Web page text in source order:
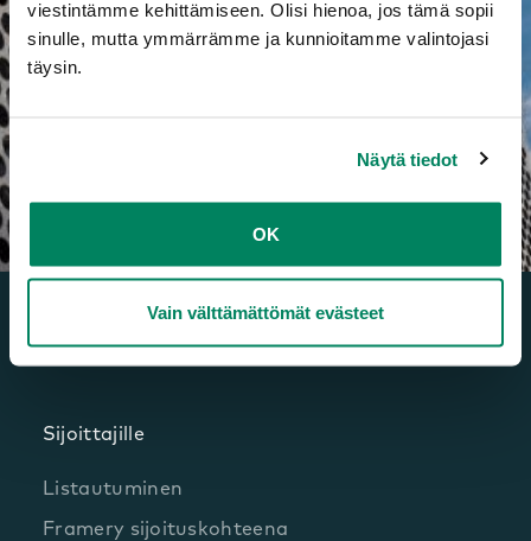
viestintämme kehittämiseen. Olisi hienoa, jos tämä sopii
sinulle, mutta ymmärrämme ja kunnioitamme valintojasi
täysin.
Näytä tiedot
OK
Vain välttämättömät evästeet
Sijoittajille
Listautuminen
Framery sijoituskohteena